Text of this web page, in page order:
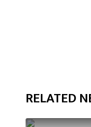
RELATED